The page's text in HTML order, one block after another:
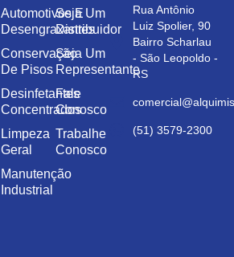
Automotivos E
Desengraxantes
Conservação
De Pisos
Desinfetantes
Concentrados
Limpeza
Geral
Manutenção
Industrial
Seja Um
Distribuidor
Seja Um
Representante
Fale
Conosco
Trabalhe
Conosco
Rua Antônio
Luiz Spolier, 90
Bairro Scharlau
- São Leopoldo -
RS
(51) 3579-2300